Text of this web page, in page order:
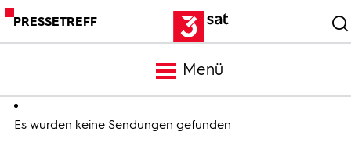
PRESSETREFF
Menü
Meldungen
Es wurden keine Sendungen gefunden